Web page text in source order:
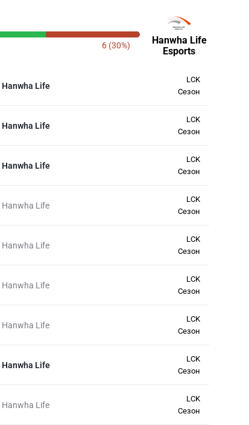
Hanwha Life
Esports
6 (30%)
Hanwha Life
LCK
Сезон
Hanwha Life
LCK
Сезон
Hanwha Life
LCK
Сезон
Hanwha Life
LCK
Сезон
Hanwha Life
LCK
Сезон
Hanwha Life
LCK
Сезон
Hanwha Life
LCK
Сезон
Hanwha Life
LCK
Сезон
Hanwha Life
LCK
Сезон